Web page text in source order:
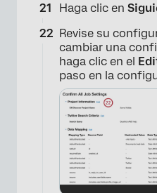
Haga clic en
Revise su
cambiar una
haga clic en el
paso en la